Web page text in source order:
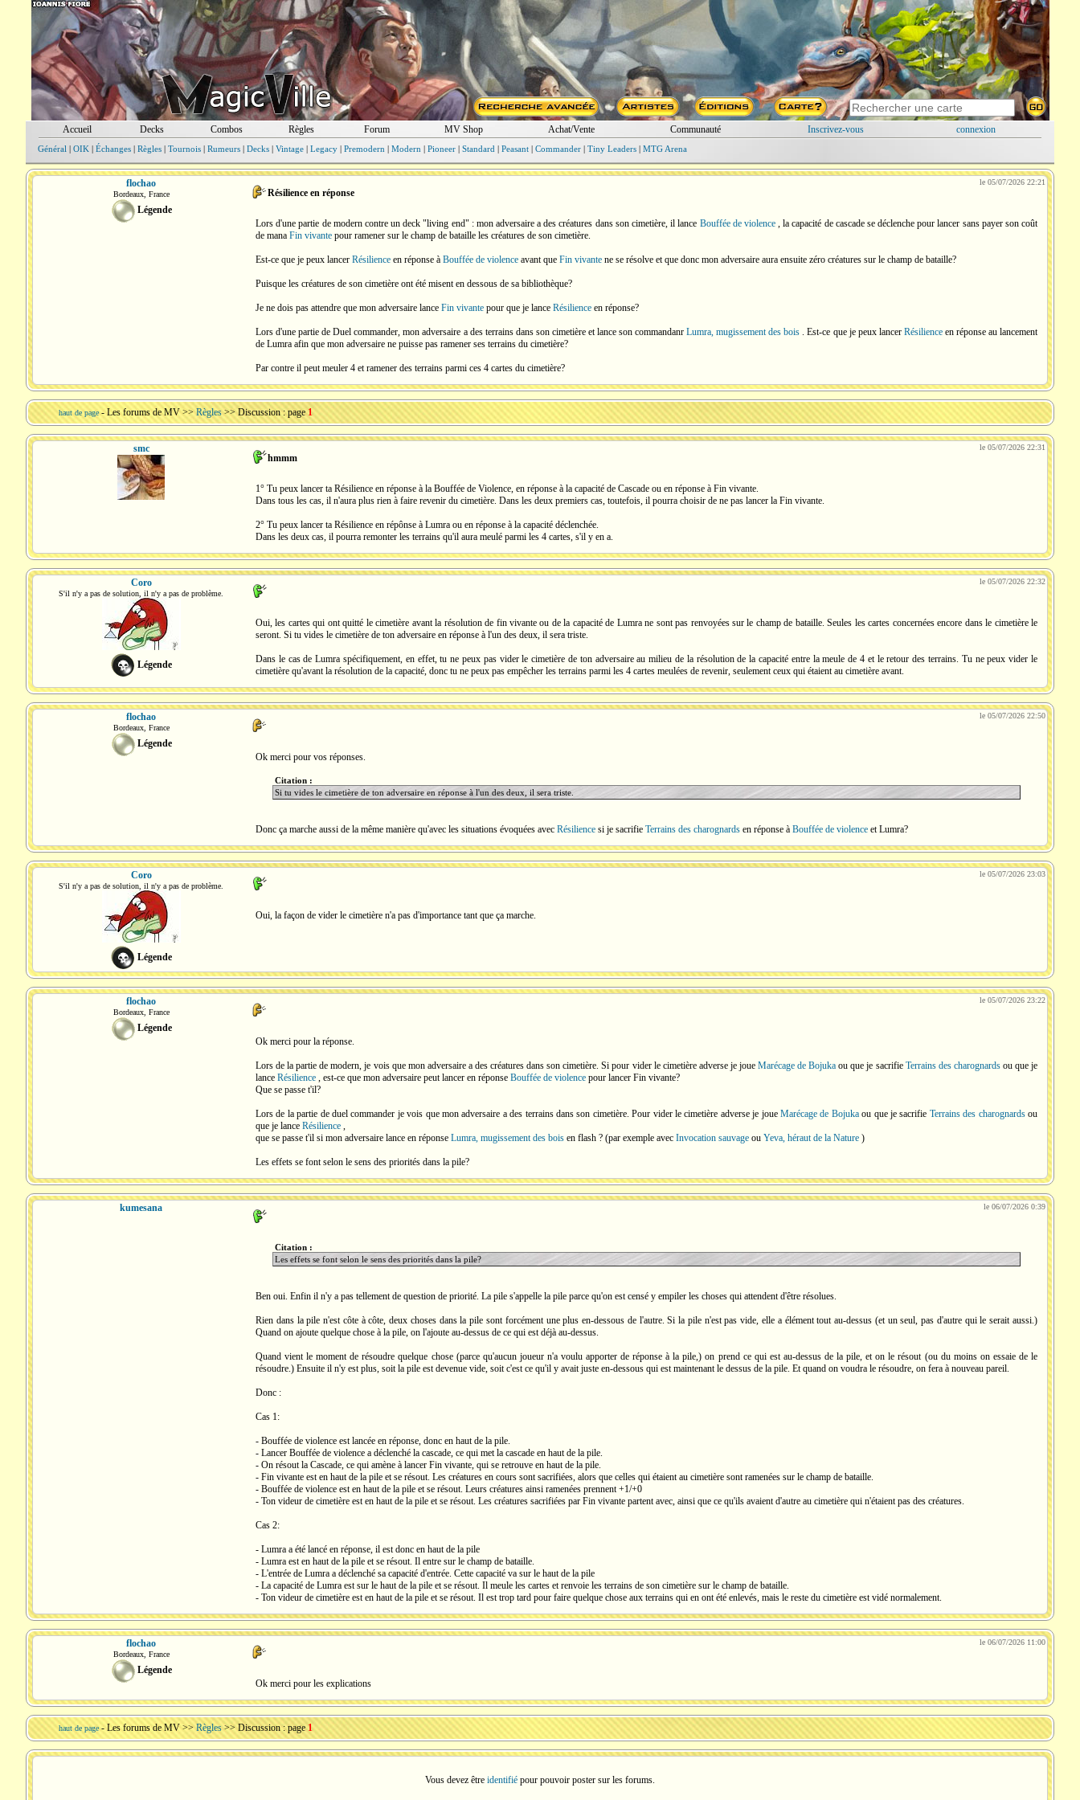
Accueil Decks Combos Règles Forum MV Shop Achat/Vente Communauté Inscrivez-vous connexion
Général | OIK | Échanges| Règles| Tournois| Rumeurs| Decks| Vintage| Legacy| Premodern | Modern | Pioneer| Standard | Peasant| Commander| Tiny Leaders| MTG Arena
flochao
Bordeaux, France
Légende
Résilience en réponse
le 05/07/2026 22:21
Lors d'une partie de modern contre un deck "living end" : mon adversaire a des créatures dans son cimetière, il lance Bouffée de violence, la capacité de cascade se déclenche pour lancer sans payer son coût
de mana Fin vivante pour ramener sur le champ de bataille les créatures de son cimetière.
Est-ce que je peux lancer Résilience en réponse à Bouffée de violence avant que Fin vivante ne se résolve et que donc mon adversaire aura ensuite zéro créatures sur le champ de bataille?
Puisque les créatures de son cimetière ont été misent en dessous de sa bibliothèque?
Je ne dois pas attendre que mon adversaire lance Fin vivante pour que je lance Résilience en réponse?
Lors d'une partie de Duel commander, mon adversaire a des terrains dans son cimetière et lance son commandanrLumra, mugissement des bois . Est-ce que je peux lancer Résilienceen réponse au lancement
de Lumra afin que mon adversaire ne puisse pas ramener ses terrains du cimetière?
Par contre il peut meuler 4 et ramener des terrains parmi ces 4 cartes du cimetière?
haut de page- Les forums de MV>> Règles>> Discussion : page 1
smc
hmmm
le 05/07/2026 22:31
1° Tu peux lancer ta Résilience en réponse à la Bouffée de Violence, en réponse à la capacité de Cascade ou en réponse à Fin vivante.
Dans tous les cas, il n'aura plus rien à faire revenir du cimetière. Dans les deux premiers cas, toutefois, il pourra choisir de ne pas lancer la Fin vivante.
2° Tu peux lancer ta Résilience en répônse à Lumra ou en réponse à la capacité déclenchée.
Dans les deux cas, il pourra remonter les terrains qu'il aura meulé parmi les 4 cartes, s'il y en a.
Coro
S'il n'y a pas de solution, il n'y a pas de problème.
Légende
le 05/07/2026 22:32
Oui, les cartes qui ont quitté le cimetière avant la résolution de fin vivante ou de la capacité de Lumra ne sont pas renvoyées sur le champ de bataille. Seules les cartes concernées encore dans le cimetière le
seront. Si tu vides le cimetière de ton adversaire en réponse à l'un des deux, il sera triste.
Dans le cas de Lumra spécifiquement, en effet, tu ne peux pas vider le cimetière de ton adversaire au milieu de la résolution de la capacité entre la meule de 4 et le retour des terrains. Tu ne peux vider le
cimetière qu'avant la résolution de la capacité, donc tu ne peux pas empêcher les terrains parmi les 4 cartes meulées de revenir, seulement ceux qui étaient au cimetière avant.
flochao
Bordeaux, France
Légende
le 05/07/2026 22:50
Ok merci pour vos réponses.
Citation :
Si tu vides le cimetière de ton adversaire en réponse à l'un des deux, il sera triste.
Donc ça marche aussi de la même manière qu'avec les situations évoquées avec Résilience si je sacrifie Terrains des charognards en réponse à Bouffée de violence et Lumra?
Coro
S'il n'y a pas de solution, il n'y a pas de problème.
Légende
le 05/07/2026 23:03
Oui, la façon de vider le cimetière n'a pas d'importance tant que ça marche.
flochao
Bordeaux, France
Légende
le 05/07/2026 23:22
Ok merci pour la réponse.
Lors de la partie de modern, je vois que mon adversaire a des créatures dans son cimetière. Si pour vider le cimetière adverse je joueMarécage de Bojuka ou que je sacrifie Terrains des charognardsou que je
lance Résilience , est-ce que mon adversaire peut lancer en réponse Bouffée de violence pour lancer Fin vivante?
Que se passe t'il?
Lors de la partie de duel commander je vois que mon adversaire a des terrains dans son cimetière. Pour vider le cimetière adverse je joue Marécage de Bojukaou que je sacrifie Terrains des charognardsou
que je lance Résilience ,
que se passe t'il si mon adversaire lance en réponse Lumra, mugissement des bois en flash ? (par exemple avec Invocation sauvage ou Yeva, héraut de la Nature )
Les effets se font selon le sens des priorités dans la pile?
kumesana le 06/07/2026 0:39
Citation :
Les effets se font selon le sens des priorités dans la pile?
Ben oui. Enfin il n'y a pas tellement de question de priorité. La pile s'appelle la pile parce qu'on est censé y empiler les choses qui attendent d'être résolues.
Rien dans la pile n'est côte à côte, deux choses dans la pile sont forcément une plus en-dessous de l'autre. Si la pile n'est pas vide, elle a élément tout au-dessus (et un seul, pas d'autre qui le serait aussi.)
Quand on ajoute quelque chose à la pile, on l'ajoute au-dessus de ce qui est déjà au-dessus.
Quand vient le moment de résoudre quelque chose (parce qu'aucun joueur n'a voulu apporter de réponse à la pile,) on prend ce qui est au-dessus de la pile, et on le résout (ou du moins on essaie de le
résoudre.) Ensuite il n'y est plus, soit la pile est devenue vide, soit c'est ce qu'il y avait juste en-dessous qui est maintenant le dessus de la pile. Et quand on voudra le résoudre, on fera à nouveau pareil.
Donc :
Cas 1:
- Bouffée de violence est lancée en réponse, donc en haut de la pile.
- Lancer Bouffée de violence a déclenché la cascade, ce qui met la cascade en haut de la pile.
- On résout la Cascade, ce qui amène à lancer Fin vivante, qui se retrouve en haut de la pile.
- Fin vivante est en haut de la pile et se résout. Les créatures en cours sont sacrifiées, alors que celles qui étaient au cimetière sont ramenées sur le champ de bataille.
- Bouffée de violence est en haut de la pile et se résout. Leurs créatures ainsi ramenées prennent +1/+0
- Ton videur de cimetière est en haut de la pile et se résout. Les créatures sacrifiées par Fin vivante partent avec, ainsi que ce qu'ils avaient d'autre au cimetière qui n'étaient pas des créatures.
Cas 2:
- Lumra a été lancé en réponse, il est donc en haut de la pile
- Lumra est en haut de la pile et se résout. Il entre sur le champ de bataille.
- L'entrée de Lumra a déclenché sa capacité d'entrée. Cette capacité va sur le haut de la pile
- La capacité de Lumra est sur le haut de la pile et se résout. Il meule les cartes et renvoie les terrains de son cimetière sur le champ de bataille.
- Ton videur de cimetière est en haut de la pile et se résout. Il est trop tard pour faire quelque chose aux terrains qui en ont été enlevés, mais le reste du cimetière est vidé normalement.
flochao
Bordeaux, France
Légende
le 06/07/2026 11:00
Ok merci pour les explications
haut de page- Les forums de MV>> Règles>> Discussion : page 1
Vous devez être identifié pour pouvoir poster sur les forums.